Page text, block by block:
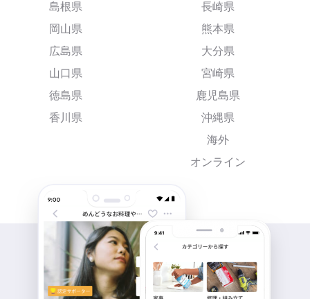
島根県
岡山県
広島県
山口県
徳島県
香川県
長崎県
熊本県
大分県
宮崎県
鹿児島県
沖縄県
海外
オンライン